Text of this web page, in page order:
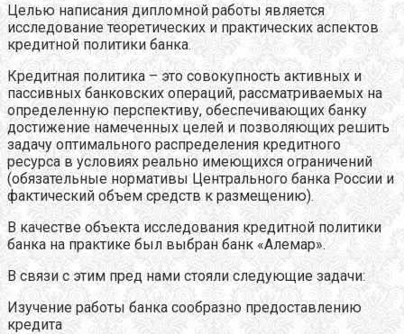
Целью написания дипломной работы является
исследование теоретических и практических аспектов
кредитной политики банка.
Кредитная политика – это совокупность активных и
пассивных банковских операций, рассматриваемых на
определенную перспективу, обеспечивающих банку
достижение намеченных целей и позволяющих решить
задачу оптимального распределения кредитного
ресурса в условиях реально имеющихся ограничений
(обязательные нормативы Центрального банка России и
фактический объем средств к размещению).
В качестве объекта исследования кредитной политики
банка на практике был выбран банк «Алемар».
В связи с этим пред нами стояли следующие задачи:
Изучение работы банка сообразно предоставлению
кредита